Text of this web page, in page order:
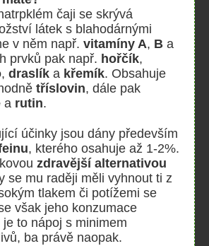
čaji se skrývá
látek s blahodárnými
v něm např. vitamíny A, B a
prvků pak např. hořčík,
, draslík a křemík. Obsahuje
tříslovin, dále pak
a rutin.
účinky jsou dány především
, kterého osahuje až 1-2%.
zdravější alternativou
se mu raději měli vyhnout ti z
tlakem či potížemi se
však jeho konzumace
to nápoj s minimem
ba právě naopak.